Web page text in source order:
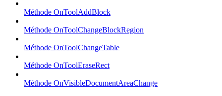
Méthode OnToolAddBlock
Méthode OnToolChangeBlockRegion
Méthode OnToolChangeTable
Méthode OnToolEraseRect
Méthode OnVisibleDocumentAreaChange